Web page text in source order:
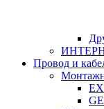
Провод и